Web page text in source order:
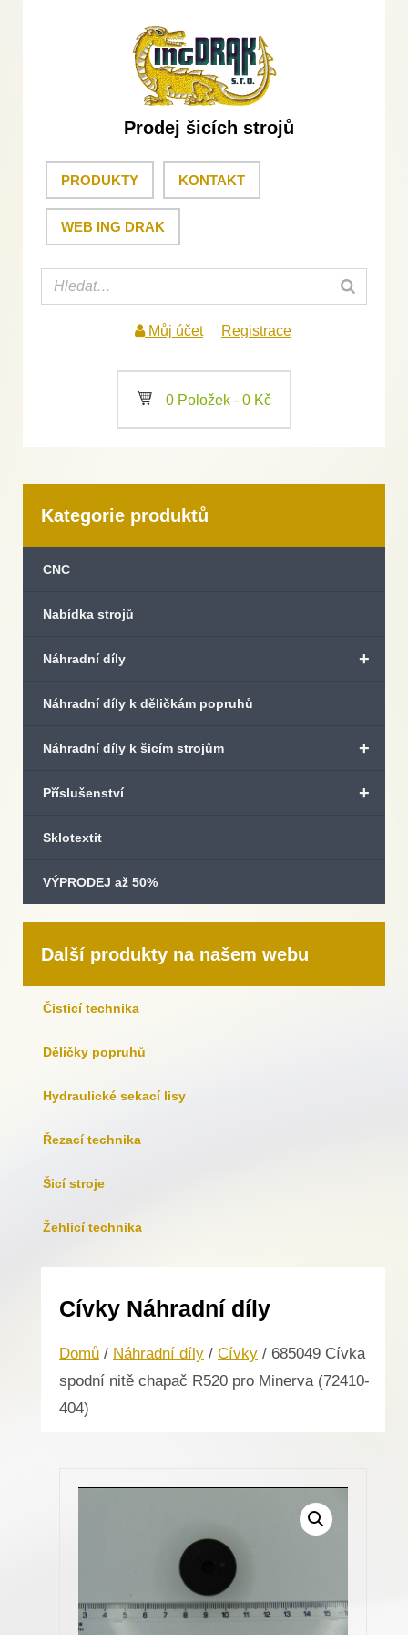
Prodej šicích strojů
PRODUKTY KONTAKT
WEB ING DRAK
Můj účet Registrace
a 0 Položek - 0 Kč
Kategorie produktů
CNC
Nabídka strojů
+
Náhradní díly
Náhradní díly k děličkám popruhů
+
Náhradní díly k šicím strojům
+
Příslušenství
Sklotextit
VÝPRODEJ až 50%
Další produkty na našem webu
Čisticí technika
Děličky popruhů
Hydraulické sekací lisy
Řezací technika
Šicí stroje
Žehlicí technika
Cívky Náhradní díly
Domů / Náhradní díly / Cívky / 685049 Cívka
spodní nitě chapač R520 pro Minerva (72410-
404)